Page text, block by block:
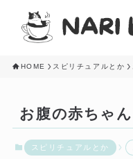
HOME スピリチュアルとか
お腹の赤ちゃ
スピリチュアルとか